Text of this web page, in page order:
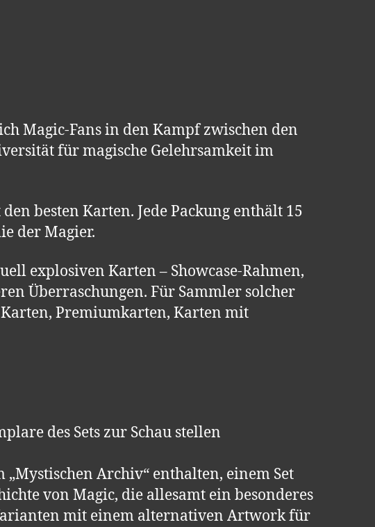
Magic-Fans in den Kampf zwischen den
für magische Gelehrsamkeit im
besten Karten. Jede Packung enthält 15
der Magier.
explosiven Karten – Showcase-Rahmen,
Überraschungen. Für Sammler solcher
Premiumkarten, Karten mit
des Sets zur Schau stellen
Archiv“ enthalten, einem Set
von Magic, die allesamt ein besonderes
mit einem alternativen Artwork für